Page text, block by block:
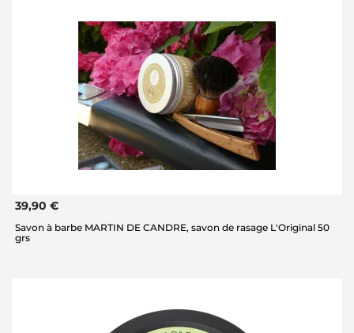
39,90 €
Savon à barbe MARTIN DE CANDRE, savon de rasage L'Original 50
grs